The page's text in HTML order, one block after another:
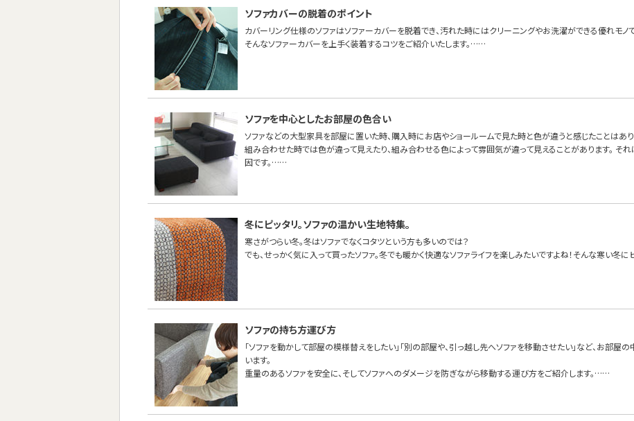
ソファカバーの脱着のポイント
カバーリング仕様のソファはソファーカバーを脱着でき、汚れた時にはクリーニングやお洗濯ができる優れモノで
そんなソファーカバーを上手く装着するコツをご紹介いたします。……
ソファを中心としたお部屋の色合い
ソファなどの大型家具を部屋に置いた時、購入時にお店やショールームで見た時と色が違うと感じたことはあ
組み合わせた時では色が違って見えたり、組み合わせる色によって雰囲気が違って見えることがあります。 そ
因です。……
冬にピッタリ。ソファの温かい生地特集。
寒さがつらい冬。冬はソファでなくコタツという方も多いのでは？
でも、せっかく気に入って買ったソファ。冬でも暖かく快適なソファライフを楽しみたいですよね！そんな寒い冬
ソファの持ち方運び方
「ソファを動かして部屋の模様替えをしたい」「別の部屋や、引っ越し先へソファを移動させたい」など、お部屋
います。
重量のあるソファを安全に、そしてソファへのダメージを防ぎながら移動する運び方をご紹介します。……